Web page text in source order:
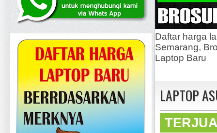
Daftar harga
Semarang,
Laptop Baru
LAPTOP